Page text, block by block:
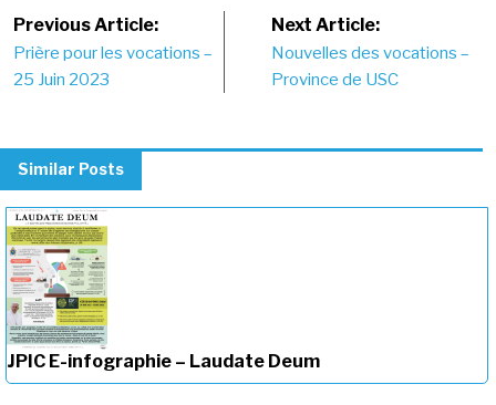
Post
navigation
Previous Article:
Prière pour les vocations –
25 Juin 2023
Next Article:
Nouvelles des vocations –
Province de USC
Similar Posts
JPIC E-infographie – Laudate Deum